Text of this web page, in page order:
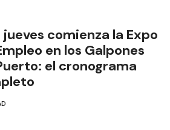
jueves comienza la Expo
en los Galpones
el cronograma